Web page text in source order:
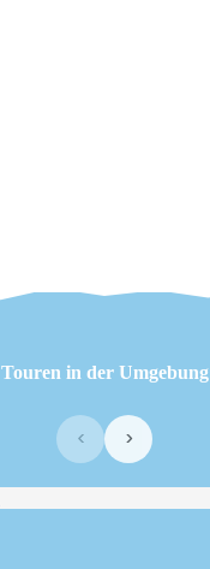
Touren in der Umgebung
‹ ›